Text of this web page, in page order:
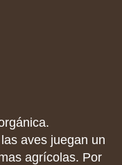
aves juegan un
agrícolas. Por